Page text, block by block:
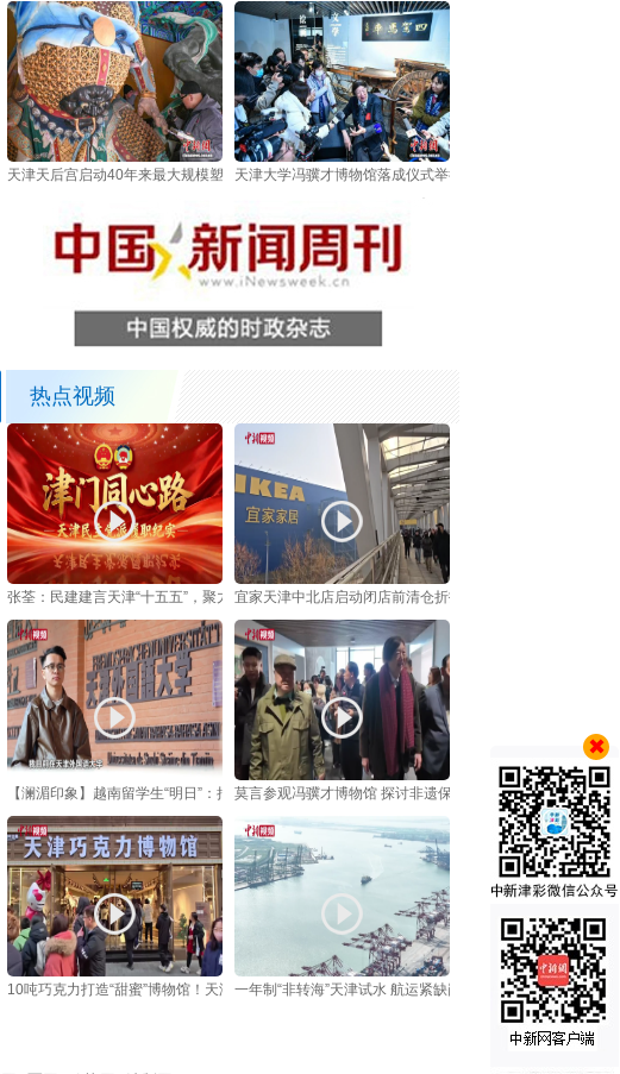
天津天后宫启动40年来最大规模塑像修复 非遗技艺护航700年文脉传承
天津大学冯骥才博物馆落成仪式举行
热点视频
张荃：民建建言天津“十五五”，聚力经济提质增效宜家天津中北店启动闭店前清仓折扣活动
【澜湄印象】越南留学生“明日”：把中国的烟火气“译”回家乡莫言参观冯骥才博物馆 探讨非遗保护与文学转化
10吨巧克力打造“甜蜜”博物馆！天津新地标成元旦热门打卡地一年制“非转海”天津试水 航运紧缺岗位添“快通道”